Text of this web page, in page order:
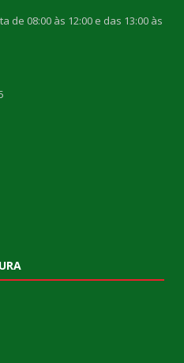
de 08:00 às 12:00 e das 13:00 às